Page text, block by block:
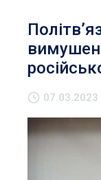
07.03.2023